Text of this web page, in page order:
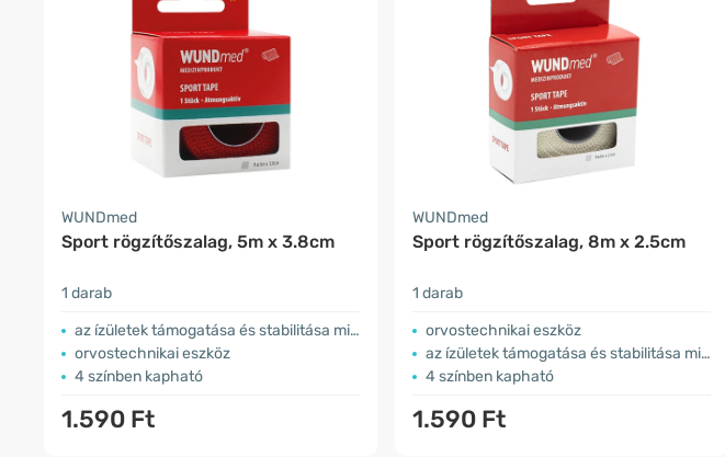
WUNDmed
Sport rögzítőszalag, 5m x 3.8cm
1 darab
az ízületek támogatása és stabilitása miatt
orvostechnikai eszköz
4 színben kapható
1.590 Ft
WUNDmed
Sport rögzítőszalag, 8m x 2.5cm
1 darab
orvostechnikai eszköz
az ízületek támogatása és stabilitása miatt
4 színben kapható
1.590 Ft